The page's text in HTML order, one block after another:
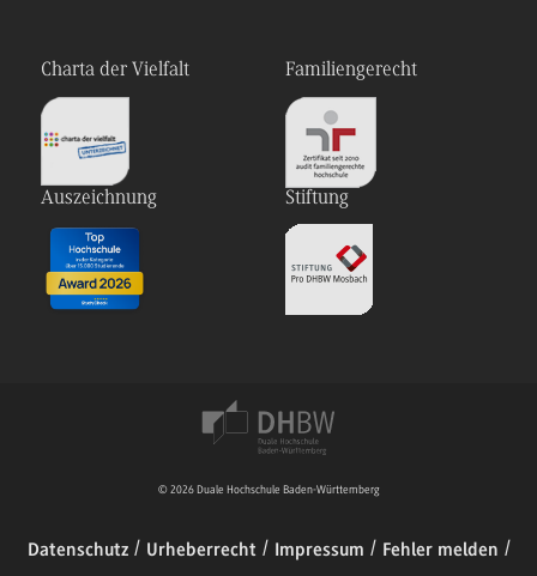
Charta der Vielfalt Familiengerecht
Auszeichnung Stiftung
© 2026 Duale Hochschule Baden-Württemberg
Datenschutz Urheberrecht Impressum Fehler melden